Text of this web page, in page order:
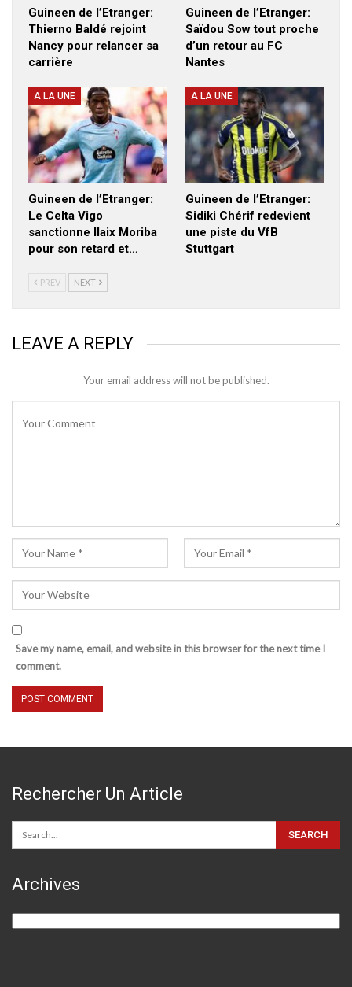
Guineen de l’Etranger:
Thierno Baldé rejoint
Nancy pour relancer sa
carrière
Guineen de l’Etranger:
Saïdou Sow tout proche
d’un retour au FC
Nantes
A LA UNE
Guineen de l’Etranger:
Le Celta Vigo
sanctionne Ilaix Moriba
pour son retard et…
A LA UNE
Guineen de l’Etranger:
Sidiki Chérif redevient
une piste du VfB
Stuttgart
PREV NEXT
LEAVE A REPLY
Your email address will not be published.
Save my name, email, and website in this browser for the next time I
comment.
Rechercher Un Article
Archives